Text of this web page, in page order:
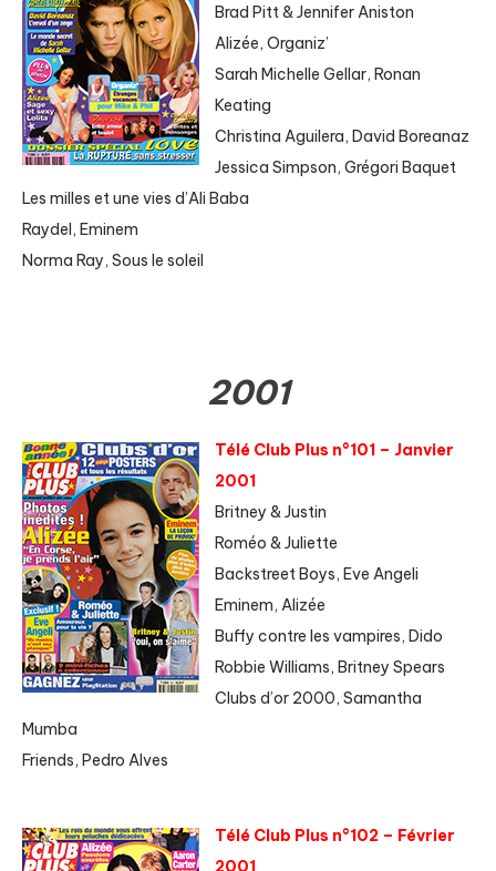
Brad Pitt & Jennifer Aniston
Alizée, Organiz’
Sarah Michelle Gellar, Ronan
Keating
Christina Aguilera, David Boreanaz
Jessica Simpson, Grégori Baquet
Les milles et une vies d’Ali Baba
Raydel, Eminem
Norma Ray, Sous le soleil
2001
Télé Club Plus n°101 – Janvier
2001
Britney & Justin
Roméo & Juliette
Backstreet Boys, Eve Angeli
Eminem, Alizée
Buffy contre les vampires, Dido
Robbie Williams, Britney Spears
Clubs d’or 2000, Samantha
Mumba
Friends, Pedro Alves
Télé Club Plus n°102 – Février
2001